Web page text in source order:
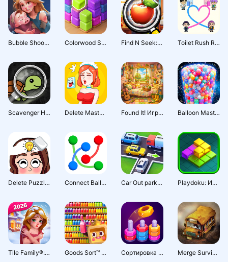
Bubble Shooter Family Colorwood Sort Puzzle Game Find N Seek: Найти предметы Toilet Rush Race: Draw Puzzle
Scavenger Hunt Delete Master 2, Brain Puzzle Found It! Игра скрытые объекты Balloon Master 3D: три в ряд
Delete Puzzle: Erase One Part Connect Balls - Line Puzzle - Car Out parking! Игра парковка Playdoku: Игра-головоломка
Tile Family®: Игра-головоломка Goods Sort™ - Сортировка Сортировка цветных гаек Merge Survival : Wasteland